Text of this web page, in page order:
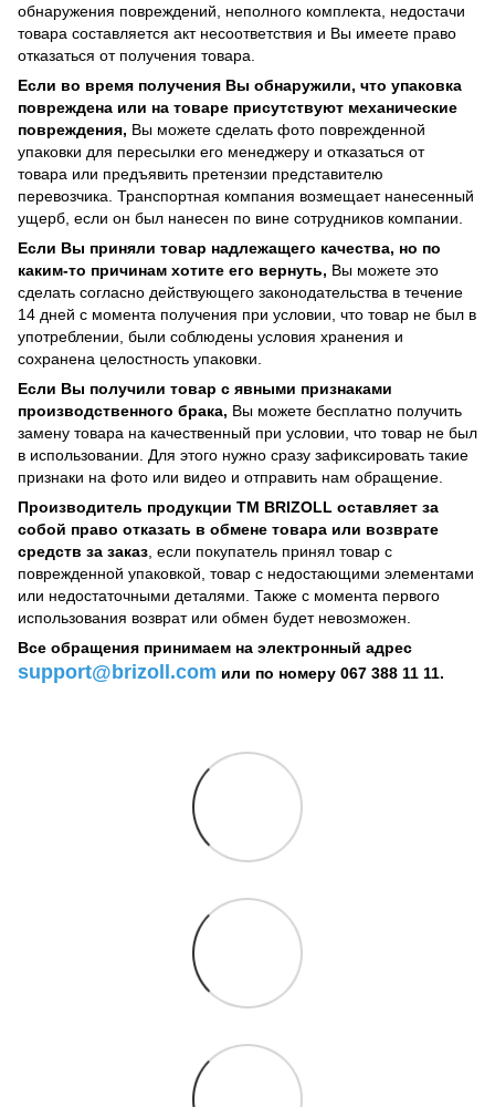
обнаружения повреждений, неполного комплекта, недостачи
товара составляется акт несоответствия и Вы имеете право
отказаться от получения товара.
Если во время получения Вы обнаружили, что упаковка
повреждена или на товаре присутствуют механические
повреждения, Вы можете сделать фото поврежденной
упаковки для пересылки его менеджеру и отказаться от
товара или предъявить претензии представителю
перевозчика. Транспортная компания возмещает нанесенный
ущерб, если он был нанесен по вине сотрудников компании.
Если Вы приняли товар надлежащего качества, но по
каким-то причинам хотите его вернуть, Вы можете это
сделать согласно действующего законодательства в течение
14 дней с момента получения при условии, что товар не был в
употреблении, были соблюдены условия хранения и
сохранена целостность упаковки.
Если Вы получили товар с явными признаками
производственного брака, Вы можете бесплатно получить
замену товара на качественный при условии, что товар не был
в использовании. Для этого нужно сразу зафиксировать такие
признаки на фото или видео и отправить нам обращение.
Производитель продукции ТМ BRIZOLL оставляет за
собой право отказать в обмене товара или возврате
средств за заказ, если покупатель принял товар с
поврежденной упаковкой, товар с недостающими элементами
или недостаточными деталями. Также с момента первого
использования возврат или обмен будет невозможен.
Все обращения принимаем на электронный адрес
support@brizoll.com или по номеру 067 388 11 11.